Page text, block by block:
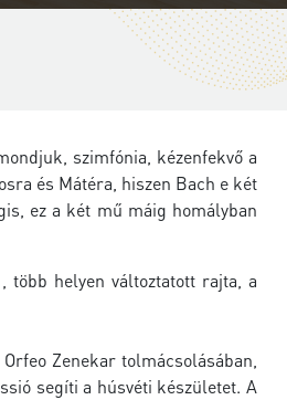
szimfónia, kézenfekvő a
és Mátéra, hiszen Bach e két
ez a két mű máig homályban
több helyen változtatott rajta, a
Zenekar tolmácsolásában,
segíti a húsvéti készületet. A